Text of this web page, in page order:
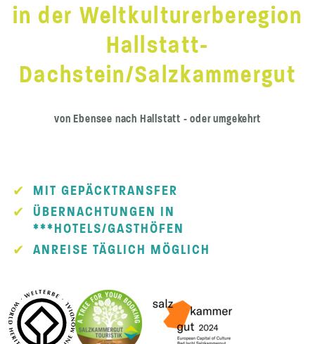
in der Weltkulturerberegion
Hallstatt-
Dachstein/Salzkammergut
von Ebensee nach Hallstatt - oder umgekehrt
MIT GEPÄCKTRANSFER
ÜBERNACHTUNGEN IN
***HOTELS/GASTHÖFEN
ANREISE TÄGLICH MÖGLICH